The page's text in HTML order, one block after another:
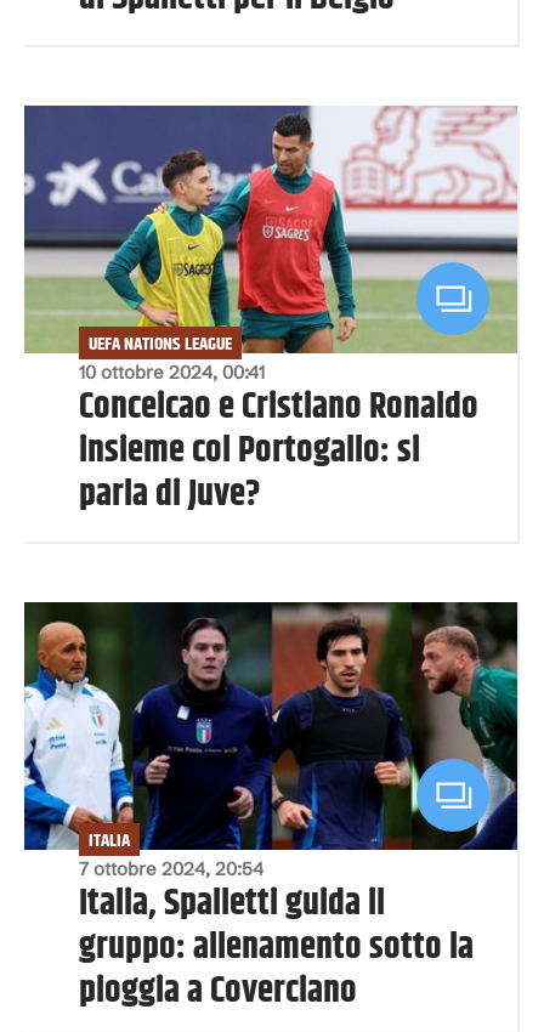
10 ottobre 2024, 00:41
UEFA NATIONS LEAGUE
Conceicao e Cristiano Ronaldo
insieme col Portogallo: si
parla di Juve?
7 ottobre 2024, 20:54
ITALIA
Italia, Spalletti guida il
gruppo: allenamento sotto la
pioggia a Coverciano